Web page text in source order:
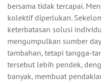
bersama tidak tercapai.
kolektif diperlukan.
keterbatasan solusi
mengumpulkan sumber
tambahan, tetapi tangga-
tersebut lebih pendek,
banyak, membuat